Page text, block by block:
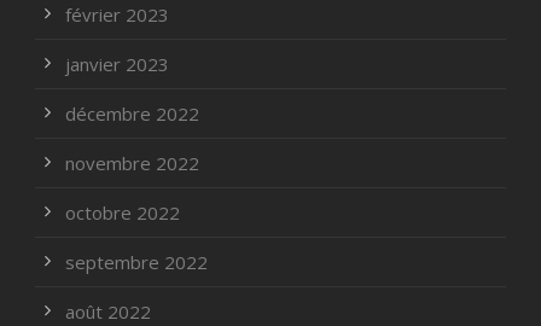
février 2023
janvier 2023
décembre 2022
novembre 2022
octobre 2022
septembre 2022
août 2022